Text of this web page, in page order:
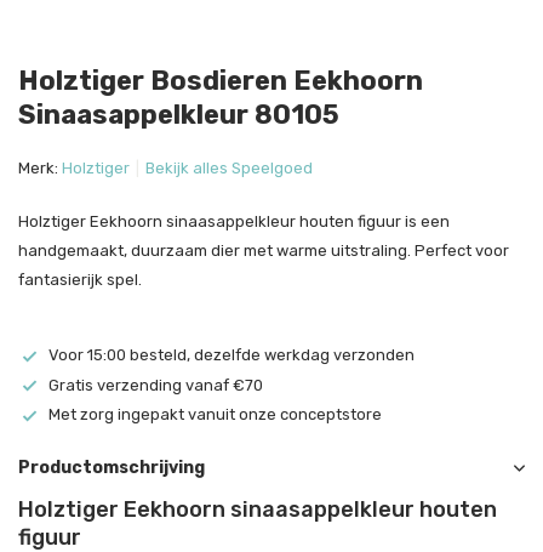
Holztiger Bosdieren Eekhoorn
Sinaasappelkleur 80105
Merk: Holztiger Bekijk alles Speelgoed
Holztiger Eekhoorn sinaasappelkleur houten figuur is een
handgemaakt, duurzaam dier met warme uitstraling. Perfect voor
fantasierijk spel.
Voor 15:00 besteld, dezelfde werkdag verzonden
Gratis verzending vanaf €70
Met zorg ingepakt vanuit onze conceptstore
Productomschrijving
Holztiger Eekhoorn sinaasappelkleur houten
figuur